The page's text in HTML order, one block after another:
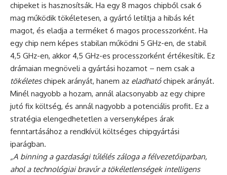
chipeket is hasznosítsák. Ha egy 8 magos chipből csak 6
mag működik tökéletesen, a gyártó letiltja a hibás két
magot, és eladja a terméket 6 magos processzorként. Ha
egy chip nem képes stabilan működni 5 GHz-en, de stabil
4,5 GHz-en, akkor 4,5 GHz-es processzorként értékesítik. Ez
drámaian megnöveli a gyártási hozamot – nem csak a
tökéleteschipek arányát, hanem az eladhatóchipek arányát.
Minél nagyobb a hozam, annál alacsonyabb az egy chipre
jutó fix költség, és annál nagyobb a potenciális profit. Ez a
stratégia elengedhetetlen a versenyképes árak
fenntartásához a rendkívül költséges chipgyártási
iparágban.
„A binning a gazdasági túlélés záloga a félvezetőiparban,
ahol a technológiai bravúr a tökéletlenségek intelligens